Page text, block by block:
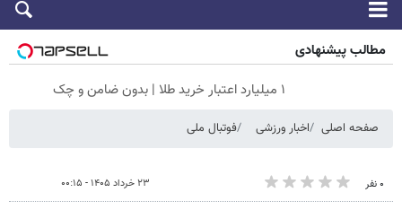
مطالب پیشنهادی
۱ میلیارد اعتبار خرید طلا | بدون ضامن و چک
صفحه اصلی اخبار ورزشی فوتبال ملی
۰ نفر ۲۳ خرداد ۱۴۰۵ - ۰۰:۱۵